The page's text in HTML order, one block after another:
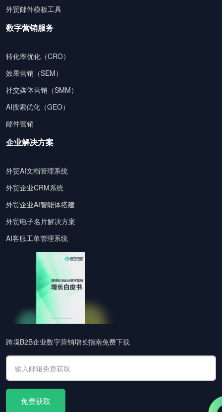
外贸邮件模板工具
数字营销服务
转化率优化（CRO）
效果营销（SEM）
社交媒体营销（SMM）
AI搜索优化（GEO）
邮件营销
企业解决方案
外贸AI文档管理系统
外贸企业CRM系统
外贸企业AI智能体搭建
外贸电子名片解决方案
AI客服工单管理系统
跨境B2B企业数字营销增长指南免费下载